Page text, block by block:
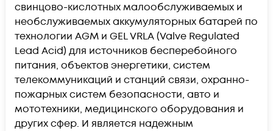
свинцово-кислотных малообслуживаемых и
необслуживаемых аккумуляторных батарей по
технологии AGM и GEL VRLA (Valve Regulated
Lead Acid) для источников бесперебойного
питания, объектов энергетики, систем
телекоммуникаций и станций связи, охранно-
пожарных систем безопасности, авто и
мототехники, медицинского оборудования и
других сфер. И является надежным